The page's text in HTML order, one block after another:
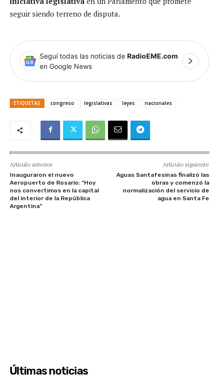
seguir siendo terreno de disputa.
Seguí todas las noticias de RadioEME.com
en Google News
ETIQUETAS congreso legislativas leyes nacionales
Artículo anterior
Inauguraron el nuevo
Aeropuerto de Rosario: “Hoy
nos convertimos en la capital
del interior de la República
Argentina”
Artículo siguiente
Aguas Santafesinas finalizó las
obras y comenzó la
normalización del servicio de
agua en Santa Fe
Últimas noticias